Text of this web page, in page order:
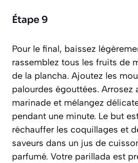
Étape 9
Pour le final, baissez
rassemblez tous les fruits de
de la plancha. Ajoutez les
palourdes égouttées. Arrosez
marinade et mélangez
pendant une minute. Le but
réchauffer les coquillages et
saveurs dans un jus de
parfumé. Votre parillada est